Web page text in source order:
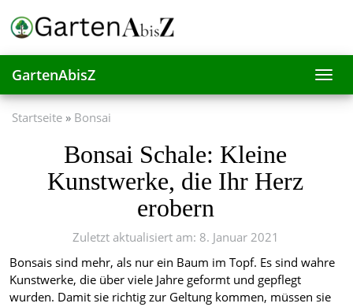
main
content
GartenAbisZ
Startseite Bonsai
Bonsai Schale: Kleine
Kunstwerke, die Ihr Herz
erobern
Zuletzt aktualisiert am: 8. Januar 2021
Bonsais sind mehr, als nur ein Baum im Topf. Es sind wahre
Kunstwerke, die über viele Jahre geformt und gepflegt
wurden. Damit sie richtig zur Geltung kommen, müssen sie